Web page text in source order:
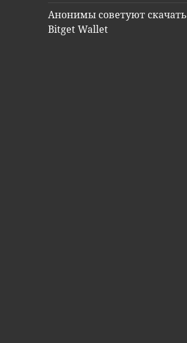
Анонимы советуют скачать
Bitget Wallet